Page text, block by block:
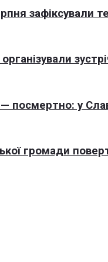
зафіксували
посмертно: у
громади